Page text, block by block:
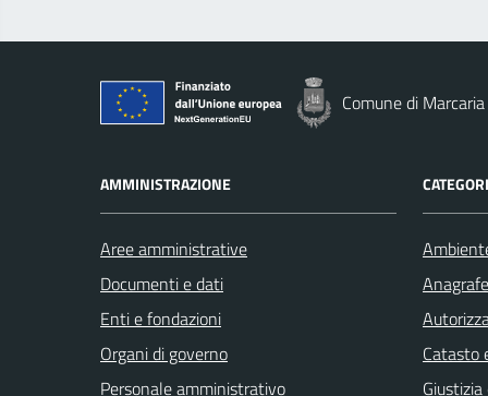
Comune di Marcaria
AMMINISTRAZIONE
Aree amministrative
Documenti e dati
Enti e fondazioni
Organi di governo
Personale amministrativo
Catasto